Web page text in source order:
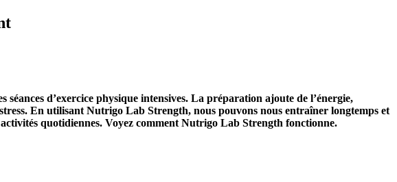
d’exercice physique intensives. La préparation ajoute de l’énergie,
En utilisant Nutrigo Lab Strength, nous pouvons nous entraîner longtemps et
quotidiennes. Voyez comment Nutrigo Lab Strength fonctionne.